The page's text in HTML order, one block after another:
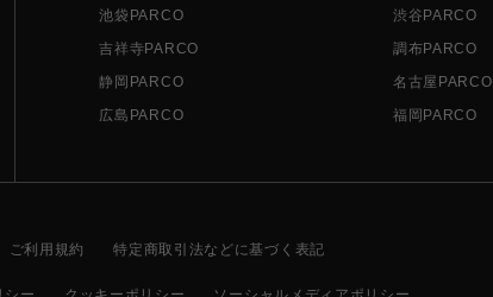
池袋PARCO
渋谷PARCO
吉祥寺PARCO
調布PARCO
静岡PARCO
名古屋PARCO
広島PARCO
福岡PARCO
ご利用規約 特定商取引法などに基づく表記